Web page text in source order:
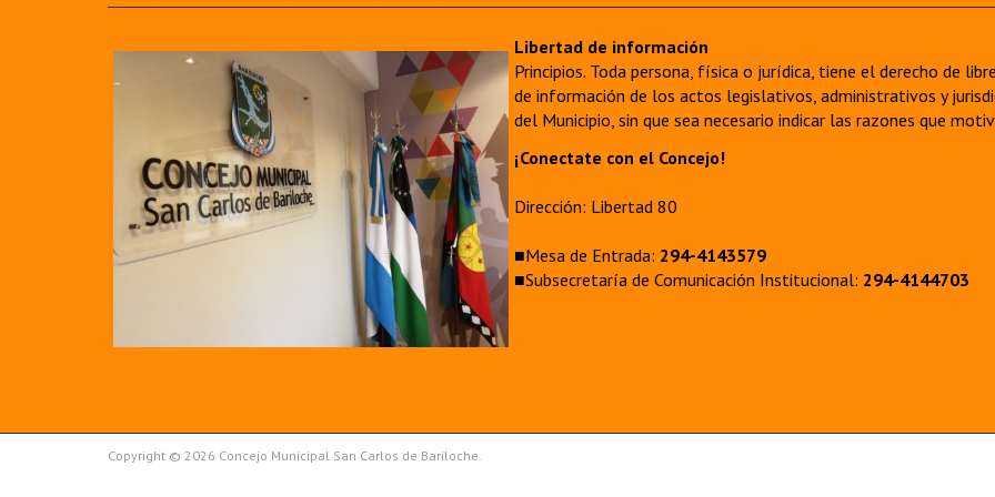
Libertad de información
Principios. Toda persona, física o jurídica, tiene el derecho de
de información de los actos legislativos, administrativos y
del Municipio, sin que sea necesario indicar las razones que
¡Conectate con el Concejo!
Dirección: Libertad 80
■Mesa de Entrada: 294-4143579
■Subsecretaría de Comunicación Institucional: 294-4144703
Copyright © 2026 Concejo Municipal San Carlos de Bariloche.